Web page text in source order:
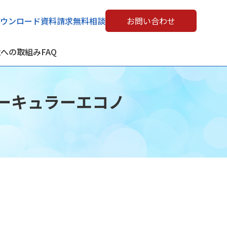
ンロード資料請求無料相談 お問い合わせ
の取組みFAQ
キュラーエコノ